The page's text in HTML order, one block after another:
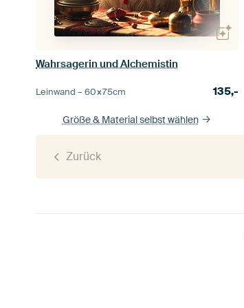
Wahrsagerin und Alchemistin
Leinwand –60×75cm 135,-
Größe & Material selbst wählen
Zurück